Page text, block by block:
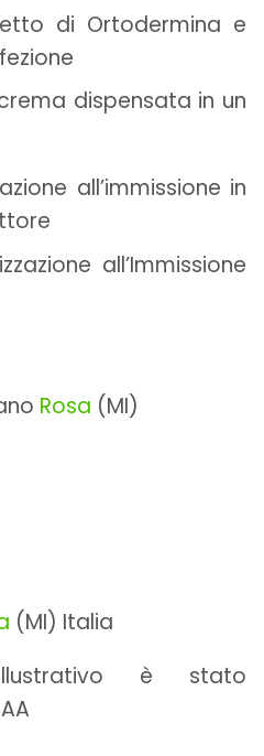
di Ortodermina e
dispensata in un
all’immissione in
all’Immissione
Rosa (MI)
(MI) Italia
è stato